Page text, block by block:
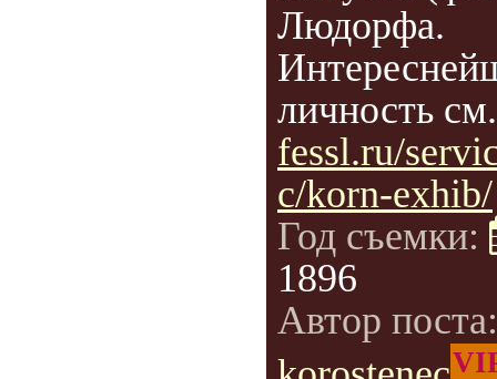
Людорфа.
личность
fessl.ru/
c/korn-exhib/
Год съемки:
1896
Автор